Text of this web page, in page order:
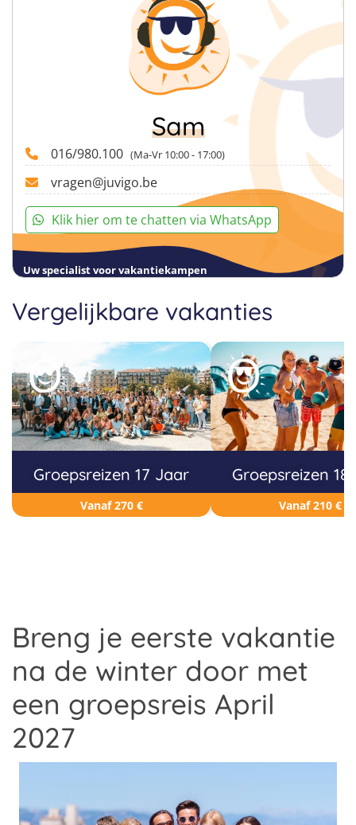
Sam
016/980.100 (Ma-Vr 10:00 - 17:00)
vragen@juvigo.be
Klik hier om te chatten via WhatsApp
Uw specialist voor vakantiekampen
Vergelijkbare vakanties
Groepsreizen 17 Jaar
Vanaf 270 €
Groepsreizen
Vanaf 210 €
Breng je eerste vakantie
na de winter door met
een groepsreis April
2027